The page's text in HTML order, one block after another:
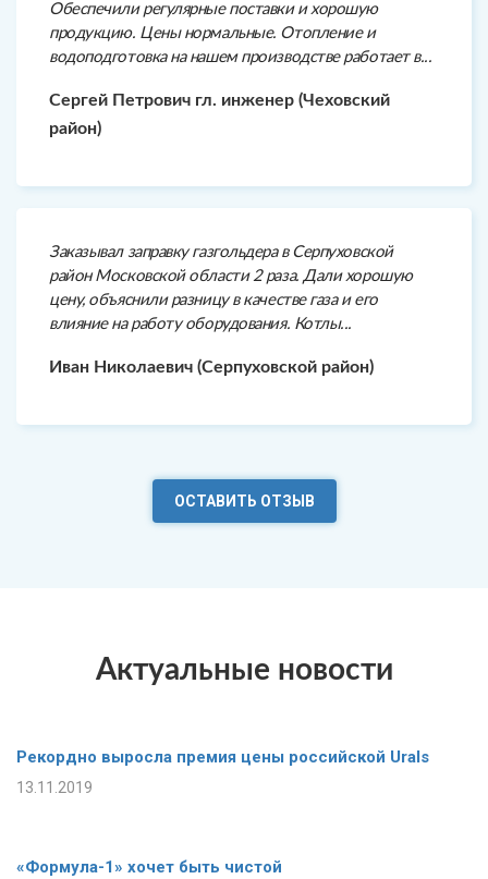
Обеспечили регулярные поставки и хорошую
продукцию. Цены нормальные. Отопление и
водоподготовка на нашем производстве работает в...
Сергей Петрович гл. инженер (Чеховский
район)
Заказывал заправку газгольдера в Серпуховской
район Московской области 2 раза. Дали хорошую
цену, объяснили разницу в качестве газа и его
влияние на работу оборудования. Котлы...
Иван Николаевич (Серпуховской район)
ОСТАВИТЬ ОТЗЫВ
Актуальные новости
Рекордно выросла премия цены российской Urals
13.11.2019
«Формула-1» хочет быть чистой